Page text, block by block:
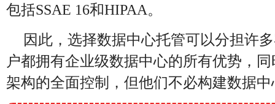
包括SSAE 16和HIPAA。
因此，选择数据中心托管可以分担许
户都拥有企业级数据中心的所有优势，
架构的全面控制，但他们不必构建数据